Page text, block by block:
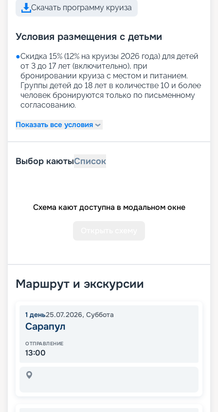
Скачать программу круиза
Условия размещения с детьми
●Скидка 15% (12% на круизы 2026 года) для детей
от 3 до 17 лет (включительно), при
бронировании круиза с местом и питанием.
Группы детей до 18 лет в количестве 10 и более
человек бронируются только по письменному
согласованию.
Показать все условия
Выбор каютыСписок
Схема кают доступна в модальном окне
Маршрут и экскурсии
1 день25.07.2026, Суббота
Сарапул
ОТПРАВЛЕНИЕ
13:00